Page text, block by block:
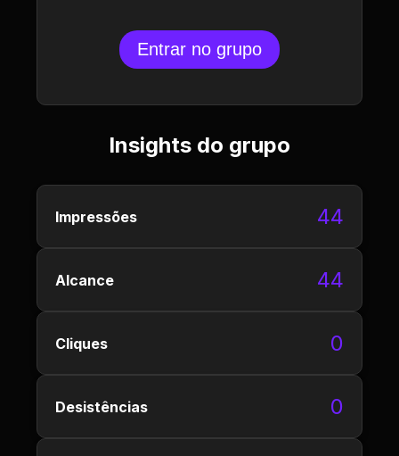
Entrar no grupo
Insights do grupo
Impressões 44
Alcance 44
Cliques 0
Desistências 0